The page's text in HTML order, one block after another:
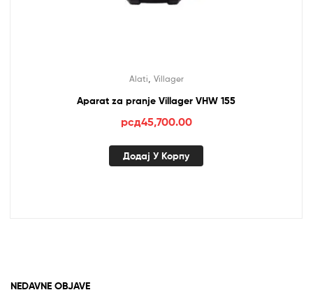
Alati Villager
Aparat za pranje Villager VHW 155
рсд45,700.00
Додај У Корпу
NEDAVNE OBJAVE